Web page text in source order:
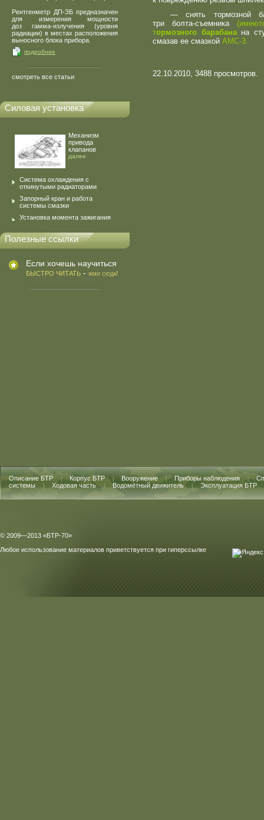
Рентгенметр ДП-ЗБ предназначен
для измерения мощности
доз гамма-излучения
(уровня
радиации) в местах расположения
выносного блока прибора.
подробнее
смотреть все статьи
Силовая установка
Механизм
привода
клапанов
далее
Система охлаждения с
откинутыми радиаторами
Запорный кран и работа
системы смазки
Установка момента зажигания
Полезные ссылки
Если хочешь научиться
БЫСТРО ЧИТАТЬ - жми сюда!
— снять тормозной
три болта-съемника (
тормозного барабана на
смазав ее смазкой АМС-3.
22.10.2010, 3488 просмотров.
Описание БТР Корпус БТР Вооружение Приборы наблюдения
системы
Ходовая часть Водомётный движитель Эксплуатация БТР
© 2009—2013 «БТР-70»
Любое использование материалов приветствуется при гиперссылке